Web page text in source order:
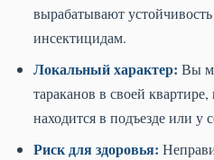
вырабатывают
инсектицидам.
Локальный характер: Вы
тараканов в своей
находится в подъезде или у
Риск для здоровья: